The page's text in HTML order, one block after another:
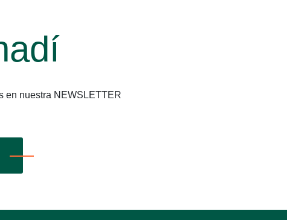
en nuestra NEWSLETTER